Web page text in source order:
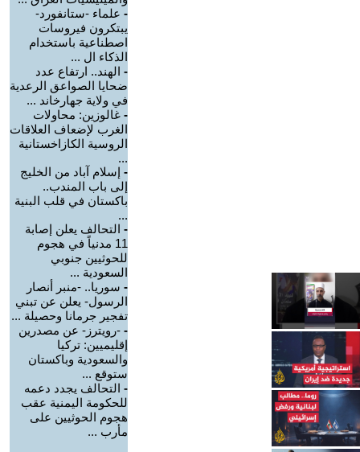
- علماء -ستانفورد-
يبتكرون فيروسات
اصطناعية باستخدام
الذكاء ال ...
- الهند.. ارتفاع عدد
ضحايا الصواعق الرعدية
في ولاية جهارخاند ...
- غالوزين: محاولات
الغرب لإضعاف العلاقات
الروسية الكازاخستانية
...
- إسلام آباد من الخليج
إلى باب المندب..
باكستان في قلب البنية
...
- التحالف يعلن إصابة
11 مدنياً في هجوم
للحوثيين جنوبي
السعودية ...
- سوريا.. -منبر أنصار
الرسول- يعلن عن تبني
تفجير جرمانا وحصيلة ...
- -رويترز- عن مصدرين
إقليميين: تركيا
والسعودية وباكستان
ستوقع ...
- التحالف يجدد دعمه
للحكومة اليمنية عقب
هجوم الحوثيين على
مأرب ...